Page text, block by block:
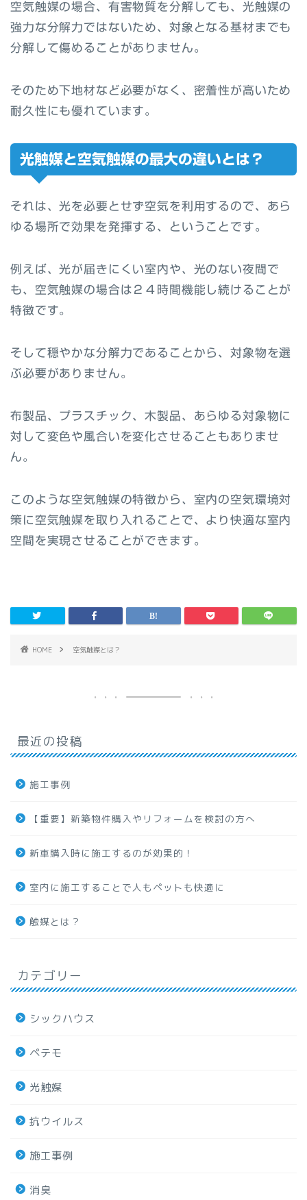
空気触媒の場合、有害物質を分解しても、光触媒の
強力な分解力ではないため、対象となる基材までも
分解して傷めることがありません。
そのため下地材など必要がなく、密着性が高いため
耐久性にも優れています。
光触媒と空気触媒の最大の違いとは？
それは、光を必要とせず空気を利用するので、あら
ゆる場所で効果を発揮する、ということです。
例えば、光が届きにくい室内や、光のない夜間で
も、空気触媒の場合は２４時間機能し続けることが
特徴です。
そして穏やかな分解力であることから、対象物を選
ぶ必要がありません。
布製品、プラスチック、木製品、あらゆる対象物に
対して変色や風合いを変化させることもありませ
ん。
このような空気触媒の特徴から、室内の空気環境対
策に空気触媒を取り入れることで、より快適な室内
空間を実現させることができます。
HOME 空気触媒とは？
最近の投稿
施工事例
【重要】新築物件購入やリフォームを検討の方へ
新車購入時に施工するのが効果的！
室内に施工することで人もペットも快適に
触媒とは？
カテゴリー
シックハウス
ペテモ
光触媒
抗ウイルス
施工事例
消臭